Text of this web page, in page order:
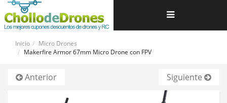
Navegación
Inicio
Micro Drones
Makerfire Armor 67mm Micro Drone con FPV
Anterior Siguiente